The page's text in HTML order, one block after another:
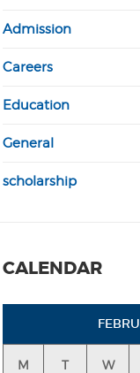
Admission
Careers
Education
General
scholarship
CALENDAR
M T W